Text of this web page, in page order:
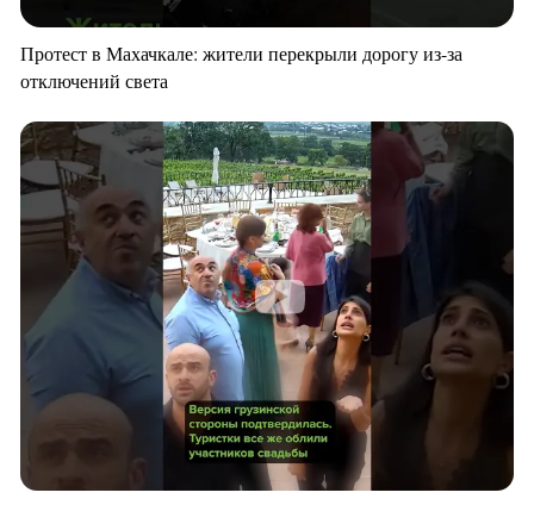
Протест в Махачкале: жители перекрыли дорогу из-за
отключений света